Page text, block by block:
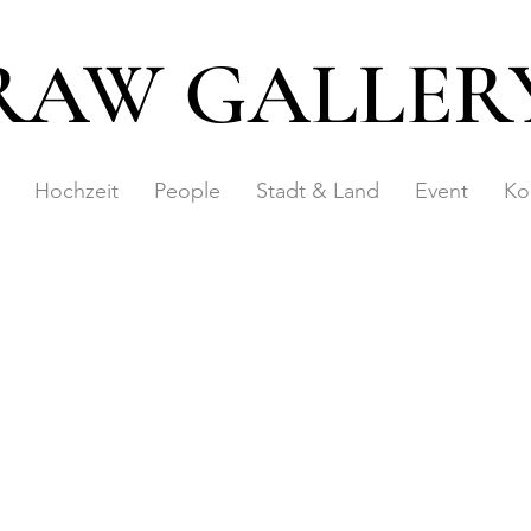
Hochzeit People Stadt & Land Event